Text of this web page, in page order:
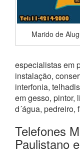
Marido de
especialistas em
instalação,
interfonia,
em gesso, pintor,
d´água, pedreiro,
Telefones
Paulistano